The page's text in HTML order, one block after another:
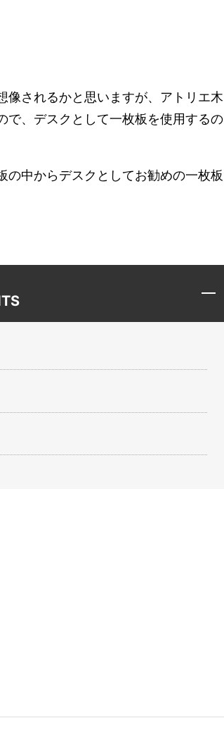
像されるかと思いますが、アトリエ木
で、デスクとして一枚板を使用するの
の中からデスクとしてお勧めの一枚板